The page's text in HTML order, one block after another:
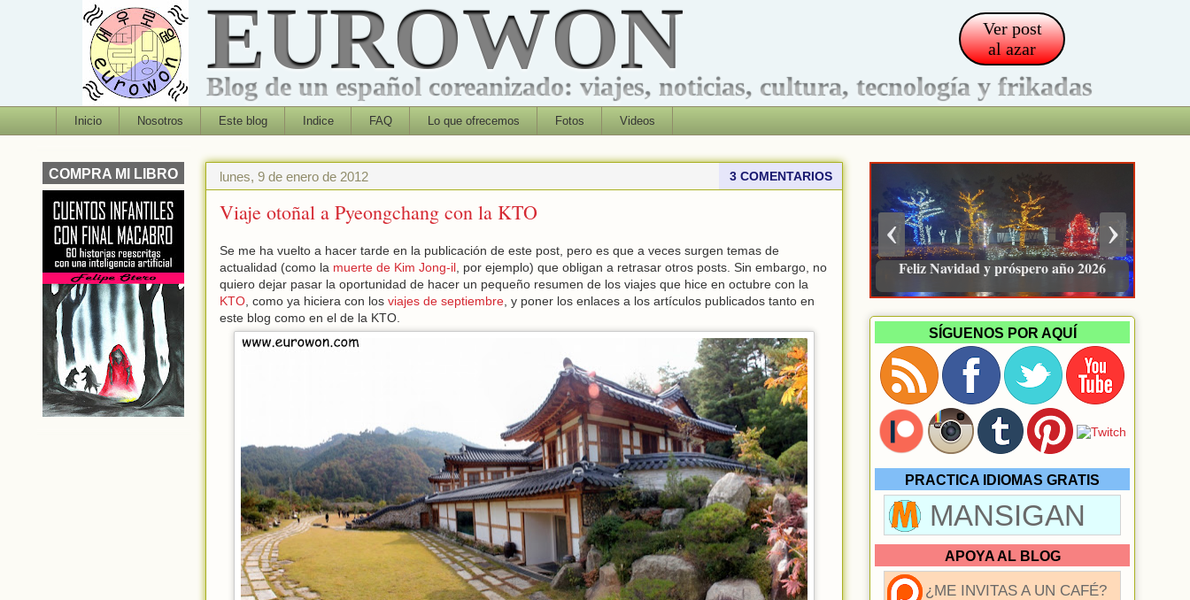
Ver post
al azar
EUROWON
Blog de un español coreanizado: viajes, noticias, cultura, tecnología y frikadas
Inicio Nosotros Este blog Indice FAQ Lo que ofrecemos Fotos Videos
lunes, 9 de enero de 2012 3 COMENTARIOS
Viaje otoñal a Pyeongchang con la KTO
Se me ha vuelto a hacer tarde en la publicación de este post, pero es que a veces surgen temas de
actualidad (como la muerte de Kim Jong-il , por ejemplo) que obligan a retrasar otros posts. Sin embargo, no
quiero dejar pasar la oportunidad de hacer un pequeño resumen de los viajes que hice en octubre con la
KTO , como ya hiciera con los viajes de septiembre , y poner los enlaces a los artículos publicados tanto en
este blog como en el de la KTO.
COMPRA MI LIBRO
Pacienzudo, newsletter sobre finanzas
e inversión
Feliz Navidad y próspero año 2026
›
‹
SÍGUENOS POR AQUÍ
PRACTICA IDIOMAS GRATIS
MANSIGAN
APOYA AL BLOG
¿ME INVITAS A UN CAFÉ?